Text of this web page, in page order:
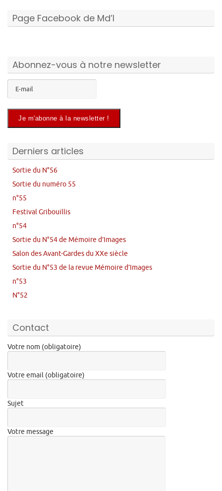
Page Facebook de Md’I
Abonnez-vous à notre newsletter
Derniers articles
Sortie du N°56
Sortie du numéro 55
n°55
Festival Gribouillis
n°54
Sortie du N°54 de Mémoire d’Images
Salon des Avant-Gardes du XXe siècle
Sortie du N°53 de la revue Mémoire d’Images
n°53
N°52
Contact
Votre nom (obligatoire)
Votre email (obligatoire)
Sujet
Votre message